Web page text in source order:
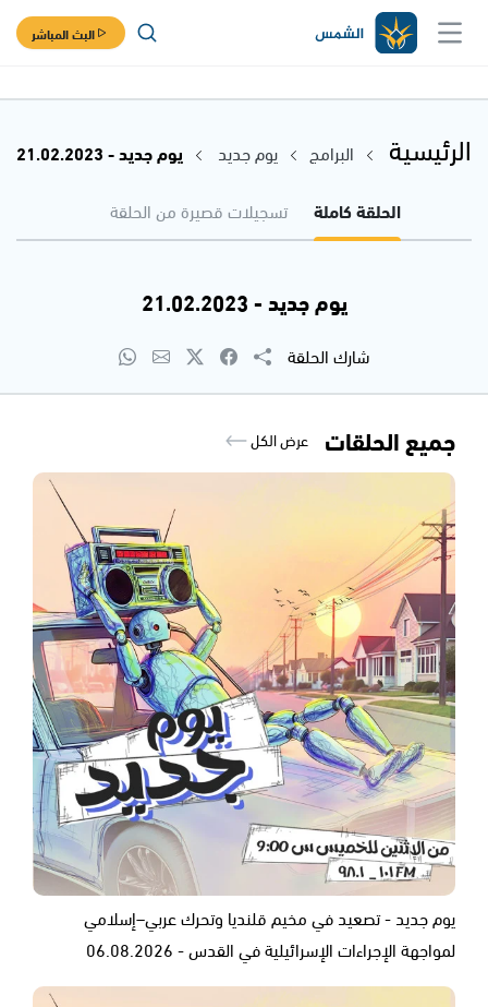
البث المباشر
الرئيسية البرامج يوم جديد
يوم جديد - 21.02.2023
الحلقة كاملة
تسجيلات قصيرة من الحلقة
يوم جديد - 21.02.2023
شارك الحلقة
جميع الحلقات عرض الكل
يوم جديد - تصعيد في مخيم قلنديا وتحرك عربي–إسلامي
لمواجهة الإجراءات الإسرائيلية في القدس - 06.08.2026